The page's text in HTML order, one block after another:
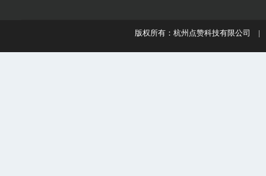
版权所有：杭州点赞科技有限公司